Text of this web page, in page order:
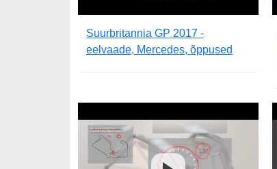
Suurbritannia GP 2017 -
eelvaade, Mercedes, õppused